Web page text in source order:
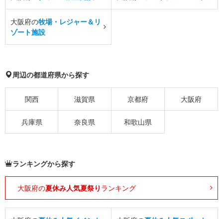
大阪府の牧場・レジャー＆リ
ゾート施設
周辺の都道府県から探す
関西 滋賀県 京都府 大阪府
兵庫県 奈良県 和歌山県
ランキングから探す
大阪府の夏休み人気夏祭り ランキング